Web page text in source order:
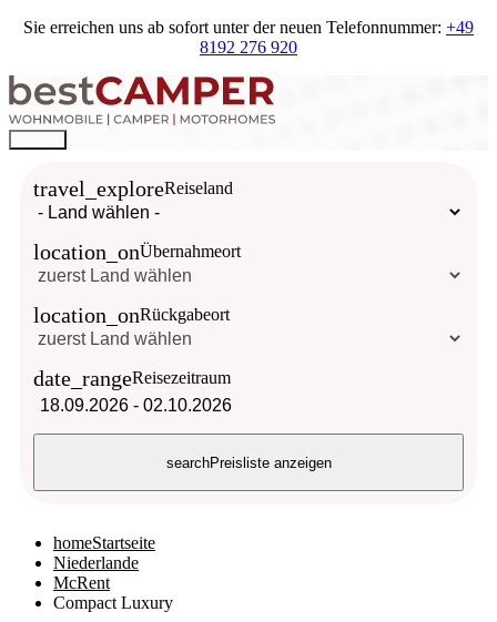
Sie erreichen uns ab sofort unter der neuen Telefonnummer: +49
8192 276 920
travel_exploreReiseland
location_onÜbernahmeort
location_onRückgabeort
date_rangeReisezeitraum
18.09.2026 - 02.10.2026
searchPreisliste anzeigen
homeStartseite
Niederlande
McRent
Compact Luxury